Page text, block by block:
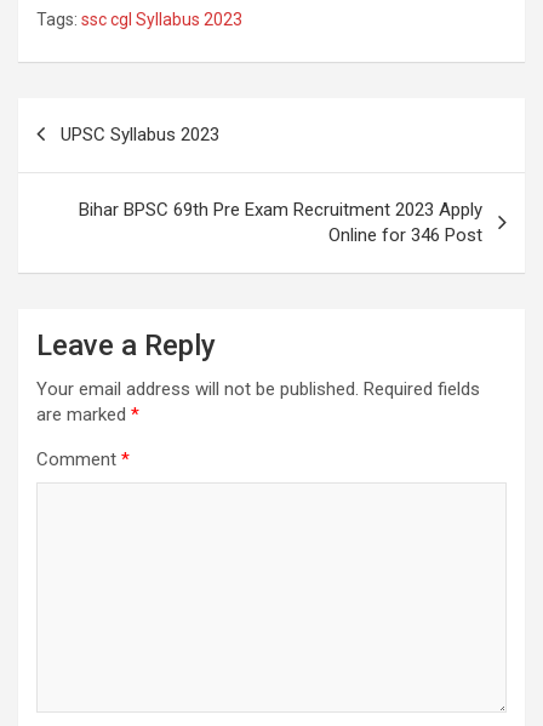
Tags: ssc cgl Syllabus 2023
UPSC Syllabus 2023
Bihar BPSC 69th Pre Exam Recruitment 2023 Apply
Online for 346 Post
Leave a Reply
Your email address will not be published. Required fields
are marked *
Comment *